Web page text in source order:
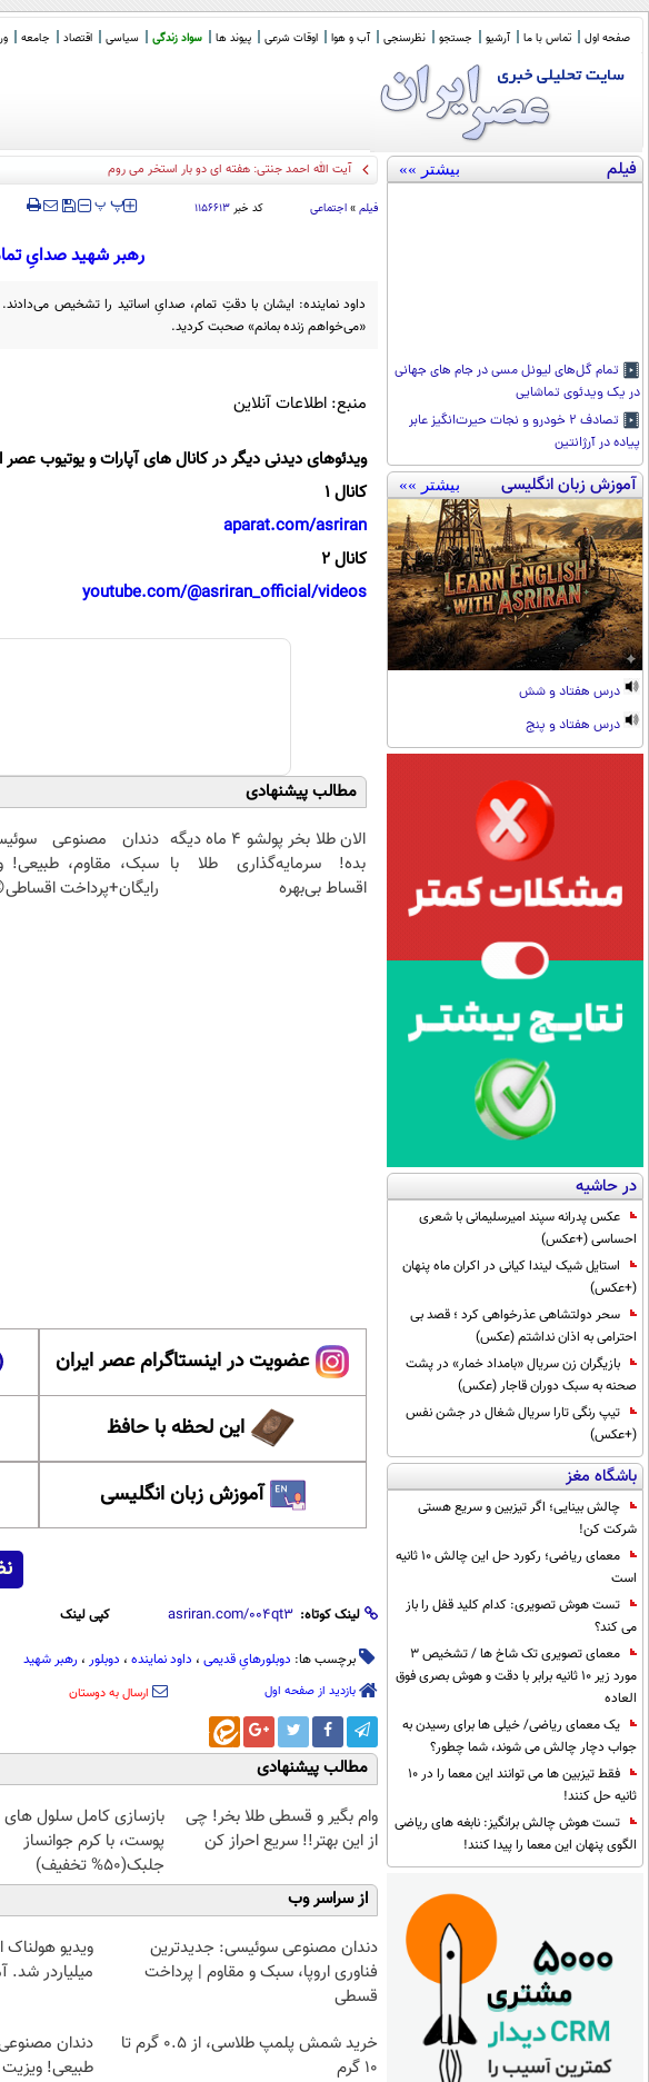
صفحه اول تماس با ما آرشیو جستجو نظرسنجی آب و هوا اوقات شرعی پیوند ها سواد زندگی سیاسی اقتصاد جامعه
فیلم بیشتر »»
تمام گل‌های لیونل مسی در جام های جهانی
در یک ویدئوی تماشایی
تصادف ۲ خودرو و نجات حیر‌ت‌انگیز عابر
پیاده در آرژانتین
آموزش زبان انگلیسی بیشتر »»
درس هفتاد و شش
درس هفتاد و پنج
در حاشیه
عکس پدرانه سپند امیرسلیمانی با شعری
احساسی (+عکس)
استایل شیک لیندا کیانی در اکران ماه پنهان
(+عکس)
سحر دولتشاهی عذرخواهی کرد ؛ قصد بی
احترامی به اذان نداشتم (عکس)
بازیگران زن سریال «بامداد خمار» در پشت
صحنه به سبک دوران قاجار (عکس)
تیپ رنگی تارا سریال شغال در جشن نفس
(+عکس)
باشگاه مغز
چالش بینایی؛ اگر تیزبین و سریع هستی
شرکت کن!
معمای ریاضی؛ رکورد حل این چالش 10 ثانیه
است
تست هوش تصویری: کدام کلید قفل را باز
می کند؟
معمای تصویری تک شاخ ها / تشخیص 3
مورد زیر 10 ثانیه برابر با دقت و هوش بصری فوق
العاده
یک معمای ریاضی/ خیلی ها برای رسیدن به
جواب دچار چالش می شوند، شما چطور؟
فقط تیزبین ها می توانند این معما را در 10
ثانیه حل کنند!
تست هوش چالش برانگیز: نابغه های ریاضی
الگوی پنهان این معما را پیدا کنند!
آیت الله احمد جنتی: هفته ای دو بار استخر می روم
فیلم » اجتماعی کد خبر۱۱۵۶۶۱۳ ‍‍‍ پپ
رهبر شهید صدایِ
داود نماینده: ایشان با دقتِ تمام، صدایِ اساتید را تشخیص
«می‌خواهم زنده بمانم» صحبت کردید.
منبع: اطلاعات آنلاین
ویدئوهای دیدنی دیگر در کانال های آپارات و یوتیوب عصر
کانال 1
aparat.com/asriran
کانال 2
youtube.com/@asriran_official/videos
مطالب پیشنهادی
الان طلا بخر پولشو 4 ماه دیگه
بده! سرمایه‌گذاری طلا با
اقساط بی‌بهره
دندان مصنوعی
سبک، مقاوم، طبیعی!
رایگان+پرداخت
عضویت در اینستاگرام عصر ایران
این لحظه با حافظ
آموزش زبان انگلیسی
لینک کوتاه: کپی لینک
برچسب ها: دوبلورهایِ قدیمی ، داود نماینده ، دوبلور ، رهبر شهید
بازدید از صفحه اول ارسال به دوستان
مطالب پیشنهادی
وام بگیر و قسطی طلا بخر! چی
از این بهتر!! سریع احراز کن
بازسازی کامل سلول های
پوست، با کرم جوانساز
جلبک(50% تخفیف)
از سراسر وب
دندان مصنوعی سوئیسی: جدیدترین
فناوری اروپا، سبک و مقاوم | پرداخت
قسطی
ویدیو هولناک
میلیاردر شد.
خرید شمش پلمپ طلاسی، از ۰.۵ گرم تا
۱۰ گرم
دندان
طبیعی!